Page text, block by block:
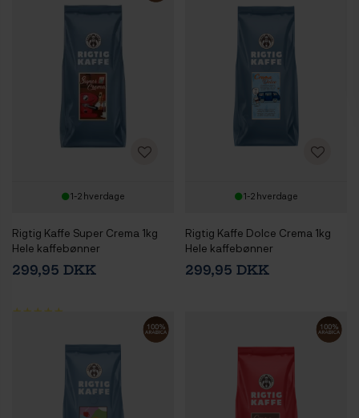
1-2 hverdage
Rigtig Kaffe Super Crema 1kg
Hele kaffebønner
299,95 DKK
1-2 hverdage
Rigtig Kaffe Dolce Crema 1kg
Hele kaffebønner
299,95 DKK